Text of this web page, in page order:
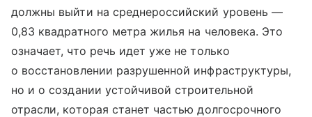
должны выйти на среднероссийский уровень —
0,83 квадратного метра жилья на человека. Это
означает, что речь идет уже не только
о восстановлении разрушенной инфраструктуры,
но и о создании устойчивой строительной
отрасли, которая станет частью долгосрочного